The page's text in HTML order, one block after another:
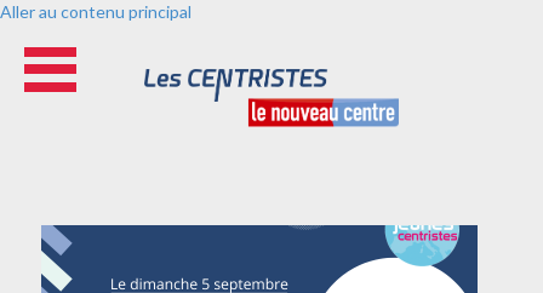
Aller au contenu principal